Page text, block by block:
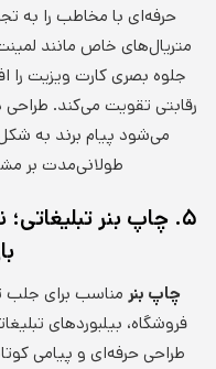
حرفه‌ای با مخاطب را به
متریال‌های خاص مانند
جلوه بصری کارت ویزیت را
رقابتی تقویت می‌کند.
می‌شود پیام برند به
طولانی‌مدت بر
۵. چاپ بنر
چاپ بنر مناسب برای جلب
فروشگاه، بیلبوردهای
طراحی حرفه‌ای و پیامی